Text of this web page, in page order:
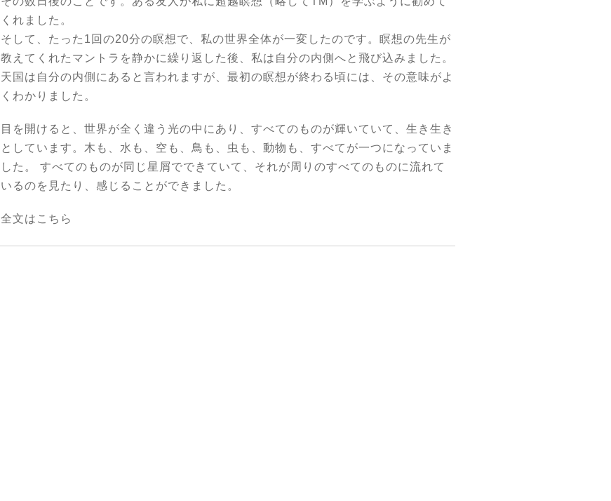
くれました。
そして、たった1回の20分の瞑想で、私の世界全体が一変したのです。瞑想の先生が
教えてくれたマントラを静かに繰り返した後、私は自分の内側へと飛び込みました。
天国は自分の内側にあると言われますが、最初の瞑想が終わる頃には、その意味がよ
くわかりました。
目を開けると、世界が全く違う光の中にあり、すべてのものが輝いていて、生き生き
としています。木も、水も、空も、鳥も、虫も、動物も、すべてが一つになっていま
した。 すべてのものが同じ星屑でできていて、それが周りのすべてのものに流れて
いるのを見たり、感じることができました。
全文は こちら